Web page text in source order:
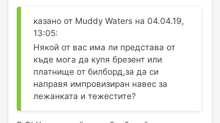
казано от Muddy Waters на 04.04.19,
13:05:
Някой от вас има ли представа от
къде мога да купя брезент или
платнище от билборд,за да си
направя импровизиран навес за
лежанката и тежестите?